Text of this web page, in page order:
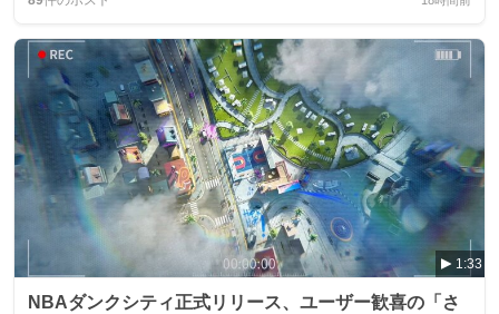
1:33
NBAダンクシティ正式リリース、ユーザー歓喜の「さ